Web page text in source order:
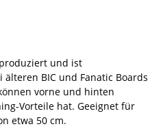
und ist
BIC und Fanatic Boards
vorne und hinten
Vorteile hat. Geeignet für
etwa 50 cm.